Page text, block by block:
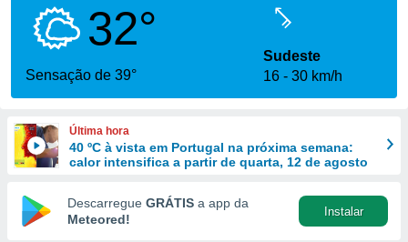
fornecidas
a este
das
e
forma
digital
32°
Sensação de 39°
Sudeste
16
30 km/h
Última hora
40 ºC à vista em Portugal na próxima semana:
calor intensifica a partir de quarta, 12 de agosto
Descarregue GRÁTIS a app da
Meteored!
Instalar